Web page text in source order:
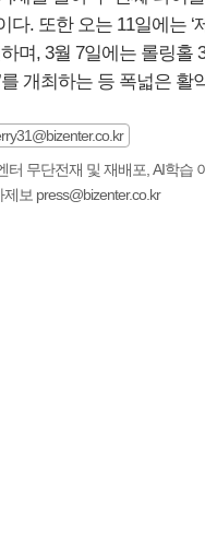
다. 또한 오는 11일에는 ‘
하며, 3월 7일에는 롤링홀
를 개최하는 등 폭넓은 활
무단전재 및 재배포, AI학습
보 press@bizenter.co.kr